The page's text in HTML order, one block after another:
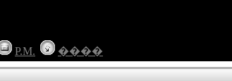
P.M. ����